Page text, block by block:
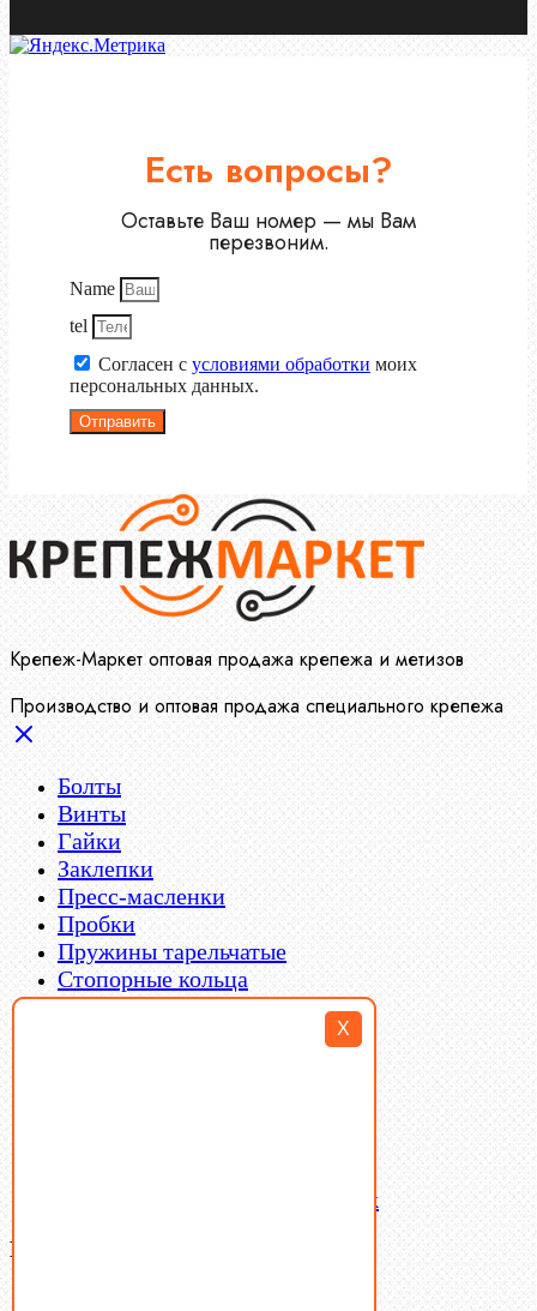
X
Есть вопросы?
Оставьте Ваш номер — мы Вам
перезвоним.
Name
tel
Согласен с условиями обработки моих
персональных данных.
Отправить
Крепеж-Маркет оптовая продажа крепежа и метизов
Производство и оптовая продажа специального крепежа
Болты
Винты
Гайки
Заклепки
Пресс-масленки
Пробки
Пружины тарельчатые
Стопорные кольца
Такелаж
Латунный и бронзовый крепеж
Ваша корзина